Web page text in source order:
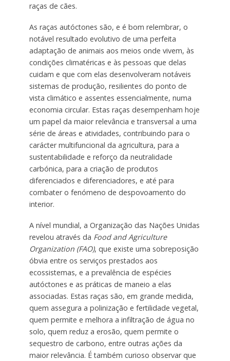
raças de cães.
As raças autóctones são, e é bom relembrar, o
notável resultado evolutivo de uma perfeita
adaptação de animais aos meios onde vivem, às
condições climatéricas e às pessoas que delas
cuidam e que com elas desenvolveram notáveis
sistemas de produção, resilientes do ponto de
vista climático e assentes essencialmente, numa
economia circular. Estas raças desempenham hoje
um papel da maior relevância e transversal a uma
série de áreas e atividades, contribuindo para o
carácter multifuncional da agricultura, para a
sustentabilidade e reforço da neutralidade
carbónica, para a criação de produtos
diferenciados e diferenciadores, e até para
combater o fenómeno de despovoamento do
interior.
A nível mundial, a Organização das Nações Unidas
revelou através da Food and Agriculture
Organization (FAO), que existe uma sobreposição
óbvia entre os serviços prestados aos
ecossistemas, e a prevalência de espécies
autóctones e as práticas de maneio a elas
associadas. Estas raças são, em grande medida,
quem assegura a polinização e fertilidade vegetal,
quem permite e melhora a infiltração de água no
solo, quem reduz a erosão, quem permite o
sequestro de carbono, entre outras ações da
maior relevância. É também curioso observar que